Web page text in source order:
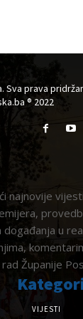
Sva prava
® 2022
najnovije
u
Županije
VIJESTI